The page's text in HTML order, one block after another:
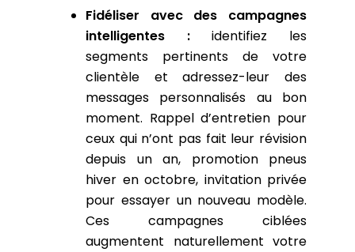
Fidéliser avec des campagnes
intelligentes :identifiez les
segments pertinents de votre
clientèle et adressez-leur des
messages personnalisés au bon
moment. Rappel d’entretien pour
ceux qui n’ont pas fait leur révision
depuis un an, promotion pneus
hiver en octobre, invitation privée
pour essayer un nouveau modèle.
Ces campagnes ciblées
augmentent naturellement votre